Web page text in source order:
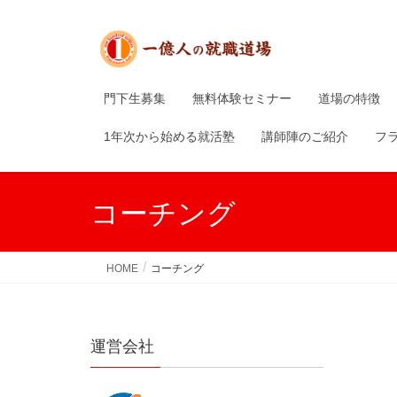
門下生募集 無料体験セミナー 道場の特徴
1年次から始める就活塾 講師陣のご紹介 フ
コーチング
HOME コーチング
運営会社